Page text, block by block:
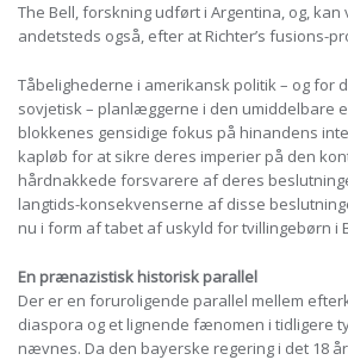
The Bell, forskning udført i Argentina, og, kan
andetsteds også, efter at Richter’s fusions-
Tåbelighederne i amerikansk politik – og for
sovjetisk – planlæggerne i den umiddelbare
blokkenes gensidige fokus på hinandens
kapløb for at sikre deres imperier på den
hårdnakkede forsvarere af deres
langtids-konsekvenserne af disse
nu i form af tabet af uskyld for tvillingebørn i
En prænazistisk historisk parallel
Der er en foruroligende parallel mellem
diaspora og et lignende fænomen i tidligere
nævnes. Da den bayerske regering i det 18